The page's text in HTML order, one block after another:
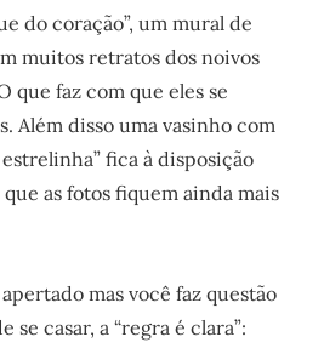
do coração”, um mural de
muitos retratos dos noivos
que faz com que eles se
Além disso uma vasinho com
fica à disposição
as fotos fiquem ainda mais
mas você faz questão
se casar, a “regra é clara”: